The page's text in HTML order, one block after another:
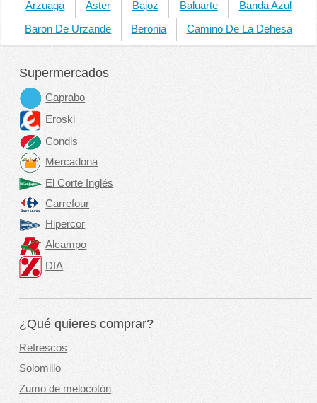
Arzuaga Aster Bajoz Baluarte Banda Azul
Baron De Urzande Beronia Camino De La Dehesa
Supermercados
Caprabo
Eroski
Condis
Mercadona
El Corte Inglés
Carrefour
Hipercor
Alcampo
DIA
¿Qué quieres comprar?
Refrescos
Solomillo
Zumo de melocotón